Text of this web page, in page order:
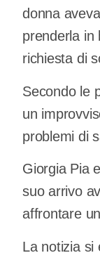
donna
prenderla in
richiesta di
Secondo le
un
problemi di
Giorgia Pia
suo arrivo
affrontare
La notizia si